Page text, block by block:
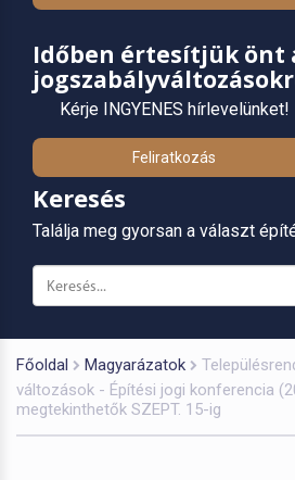
Időben értesítjük önt
Kérje INGYENES hírlevelünket!
Feliratkozás
Keresés
Találja meg gyorsan a választ
Főoldal Magyarázatok
változások - Építési jogi konferencia
megtekinthetők SZEPT. 15-ig